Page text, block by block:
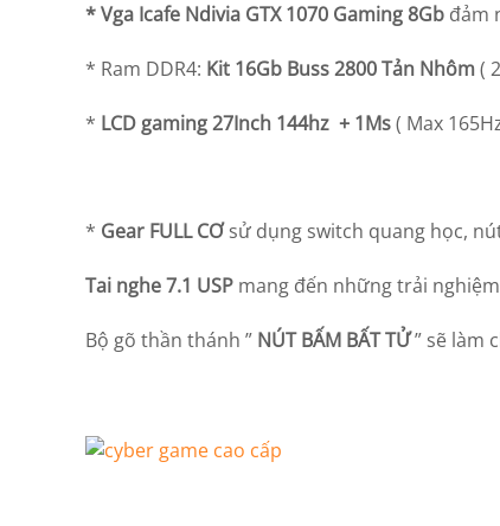
* Vga Icafe Ndivia GTX 1070 Gaming 8Gb đảm
* Ram DDR4: Kit 16Gb Buss 2800 Tản Nhôm(
* LCD gaming 27Inch 144hz + 1Ms( Max
* Gear FULL CƠsử dụng switch quang học,
Tai nghe 7.1 USP mang đến những trải
Bộ gõ thần thánh ” NÚT BẤM BẤT TỬ” sẽ làm